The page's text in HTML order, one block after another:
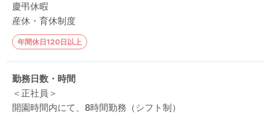
慶弔休暇
産休・育休制度
年間休日120日以上
勤務日数・時間
＜正社員＞
開園時間内にて、8時間勤務（シフト制）